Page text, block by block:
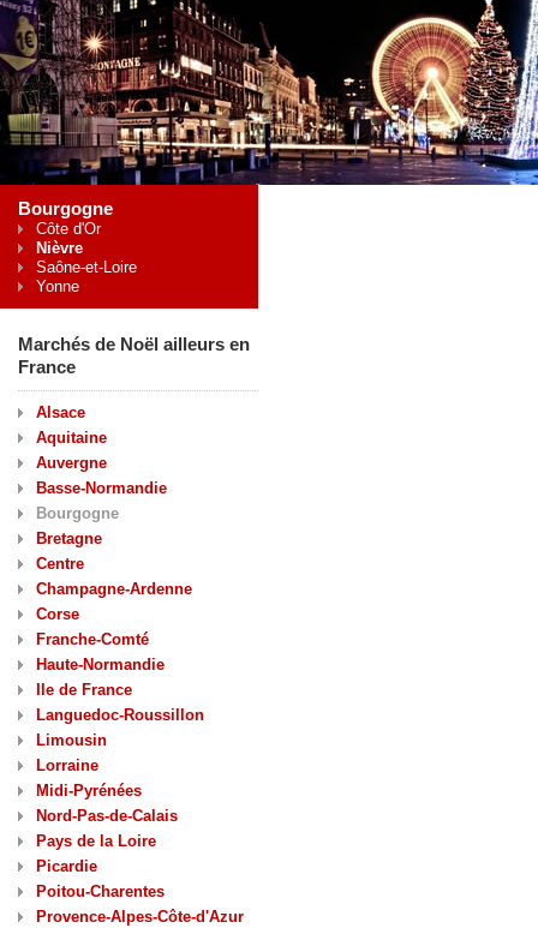
Bourgogne
Côte d'Or
Nièvre
Saône-et-Loire
Yonne
Marchés de Noël ailleurs en
France
Alsace
Aquitaine
Auvergne
Basse-Normandie
Bourgogne
Bretagne
Centre
Champagne-Ardenne
Corse
Franche-Comté
Haute-Normandie
Ile de France
Languedoc-Roussillon
Limousin
Lorraine
Midi-Pyrénées
Nord-Pas-de-Calais
Pays de la Loire
Picardie
Poitou-Charentes
Provence-Alpes-Côte-d'Azur